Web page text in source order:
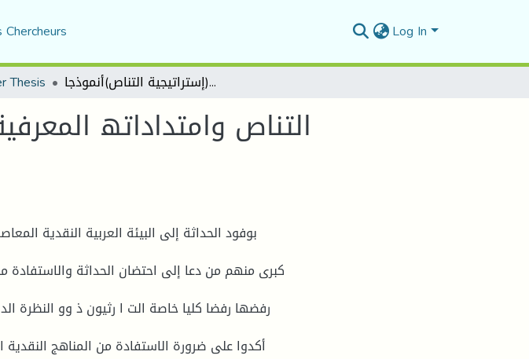
Log In
Thesis التناص وامتداداتھ المعرفیة عند محمد مفتاح كتاب تحلیل الخطاب الشعري(إستراتیجیة التناص)أنموذجا
التناص وامتداداتھ
بوفود الحداثة إلى البيئة العربية النقدية
أكدوا على ضرورة الاستفادة من المناهج